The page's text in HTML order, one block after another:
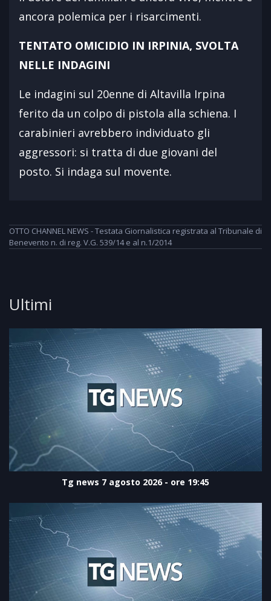
ancora polemica per i risarcimenti.
TENTATO OMICIDIO IN IRPINIA, SVOLTA
NELLE INDAGINI
Le indagini sul 20enne di Altavilla Irpina
ferito da un colpo di pistola alla schiena. I
carabinieri avrebbero individuato gli
aggressori: si tratta di due giovani del
posto. Si indaga sul movente.
OTTO CHANNEL NEWS - Testata Giornalistica registrata al Tribunale di
Benevento n. di reg. V.G. 539/14 e al n.1/2014
Ultimi
Tg news 7 agosto 2026 - ore 19:45